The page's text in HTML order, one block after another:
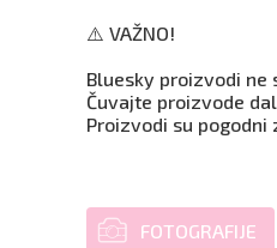
⚠️ VAŽNO!
Bluesky proizvodi ne
Čuvajte proizvode
Proizvodi su pogodni
FOTOGRAFIJE